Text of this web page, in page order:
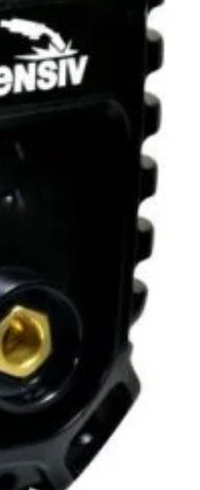
ADAUGĂ
ÎN COȘ